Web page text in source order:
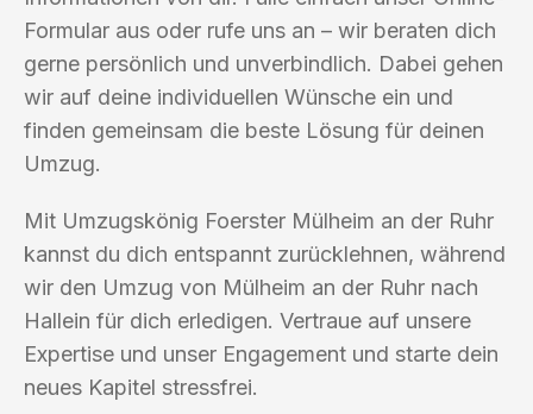
Formular aus oder rufe uns an – wir beraten dich
gerne persönlich und unverbindlich. Dabei gehen
wir auf deine individuellen Wünsche ein und
finden gemeinsam die beste Lösung für deinen
Umzug.
Mit Umzugskönig Foerster Mülheim an der Ruhr
kannst du dich entspannt zurücklehnen, während
wir den Umzug von Mülheim an der Ruhr nach
Hallein für dich erledigen. Vertraue auf unsere
Expertise und unser Engagement und starte dein
neues Kapitel stressfrei.